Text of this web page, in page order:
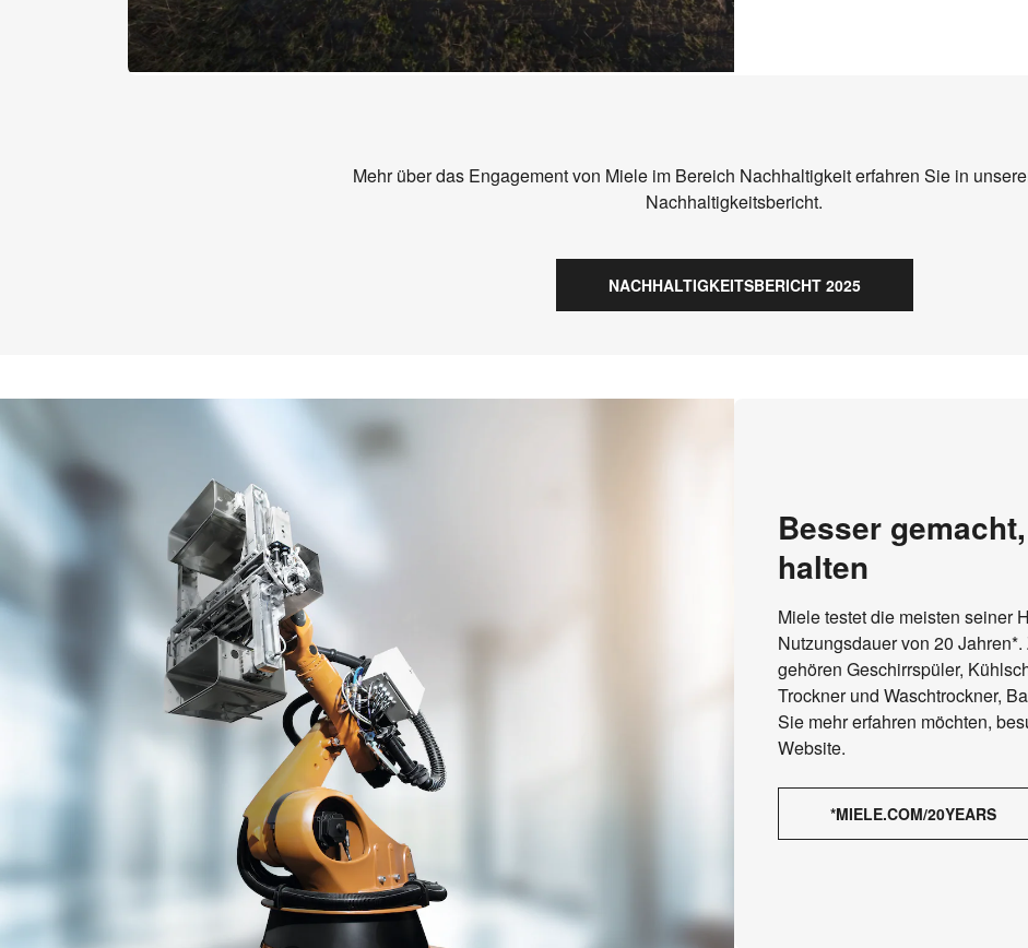
Mehr über das Engagement von Miele im Bereich Nachhaltigkeit erfahren Sie in
Nachhaltigkeitsbericht.
NACHHALTIGKEITSBERICHT 2025
Besser
halten
Miele testet die meisten seiner
Nutzungsdauer von 20
gehören Geschirrspüler,
Trockner und Waschtrockner,
Sie mehr erfahren möchten,
Website.
*MIELE.COM/20YEARS